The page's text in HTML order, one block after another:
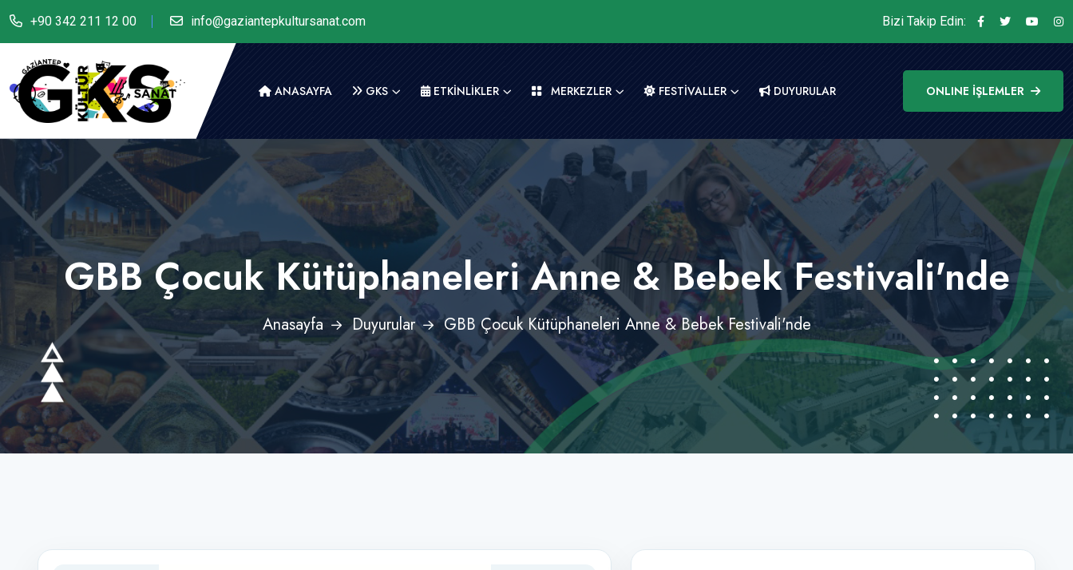
+90 342 211 12 00 info@gaziantepkultursanat.com Bizi Takip Edin:
ANASAYFA GKS ETKİNLİKLER MERKEZLER FESTİVALLER DUYURULAR ONLINE İŞLEMLER
GBB Çocuk Kütüphaneleri Anne & Bebek Festivali'nde
Anasayfa Duyurular GBB Çocuk Kütüphaneleri Anne & Bebek Festivali'nde